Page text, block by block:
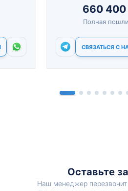
660
Полная
СВЯЗАТЬСЯ С
Оставьте
Наш менеджер